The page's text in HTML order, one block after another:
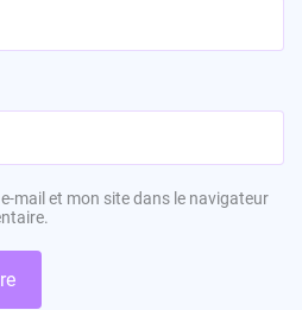
mail et mon site dans le navigateur